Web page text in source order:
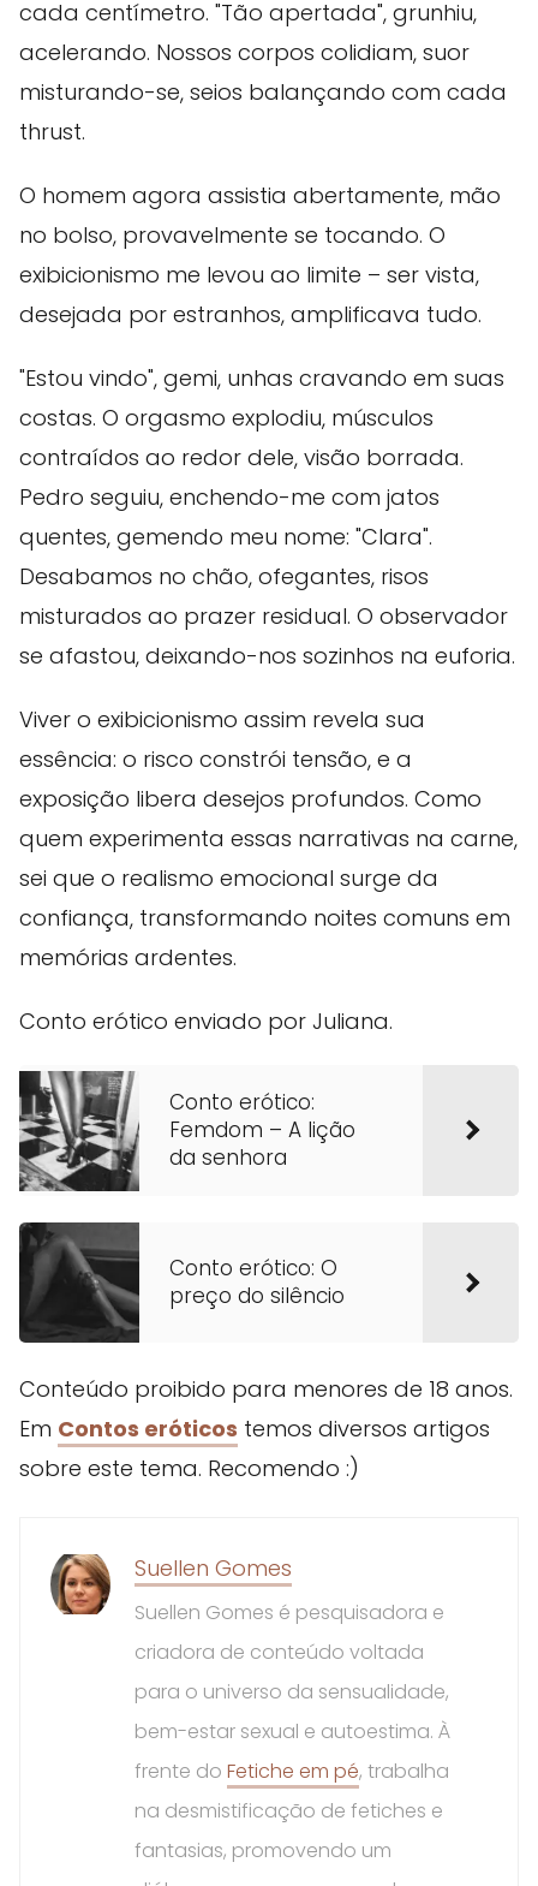
cada centímetro. "Tão apertada", grunhiu,
acelerando. Nossos corpos colidiam, suor
misturando-se, seios balançando com cada
thrust.
O homem agora assistia abertamente, mão
no bolso, provavelmente se tocando. O
exibicionismo me levou ao limite – ser vista,
desejada por estranhos, amplificava tudo.
"Estou vindo", gemi, unhas cravando em suas
costas. O orgasmo explodiu, músculos
contraídos ao redor dele, visão borrada.
Pedro seguiu, enchendo-me com jatos
quentes, gemendo meu nome: "Clara".
Desabamos no chão, ofegantes, risos
misturados ao prazer residual. O observador
se afastou, deixando-nos sozinhos na euforia.
Viver o exibicionismo assim revela sua
essência: o risco constrói tensão, e a
exposição libera desejos profundos. Como
quem experimenta essas narrativas na carne,
sei que o realismo emocional surge da
confiança, transformando noites comuns em
memórias ardentes.
Conto erótico enviado por Juliana.
Conto erótico:
Femdom – A lição
da senhora
Conto erótico: O
preço do silêncio
Conteúdo proibido para menores de 18 anos.
Em Contos eróticos temos diversos artigos
sobre este tema. Recomendo :)
Suellen Gomes
Suellen Gomes é pesquisadora e
criadora de conteúdo voltada
para o universo da sensualidade,
bem-estar sexual e autoestima. À
frente do Fetiche em pé, trabalha
na desmistificação de fetiches e
fantasias, promovendo um